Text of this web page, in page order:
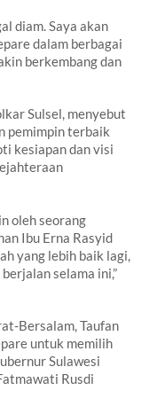
diam. Saya akan
dalam berbagai
berkembang dan
Sulsel, menyebut
pemimpin terbaik
kesiapan dan visi
oleh seorang
Ibu Erna Rasyid
yang lebih baik lagi,
selama ini,”
Bersalam, Taufan
untuk memilih
Sulawesi
Rusdi